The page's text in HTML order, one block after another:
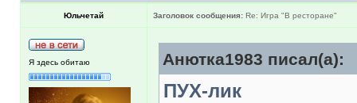
Юльчетай Заголовок сообщения: Re: Игра "В ресторане"
Я здесь обитаю Анютка1983 писал(а):
ПУХ-лик